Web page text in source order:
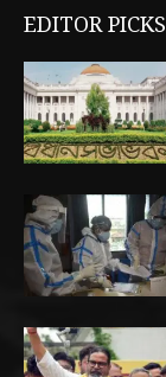
EDITOR PICKS